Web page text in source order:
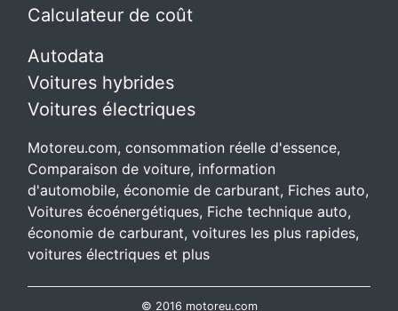
Calculateur de coût
Autodata
Voitures hybrides
Voitures électriques
Motoreu.com, consommation réelle d'essence,
Comparaison de voiture, information
d'automobile, économie de carburant, Fiches auto,
Voitures écoénergétiques, Fiche technique auto,
économie de carburant, voitures les plus rapides,
voitures électriques et plus
© 2016 motoreu.com